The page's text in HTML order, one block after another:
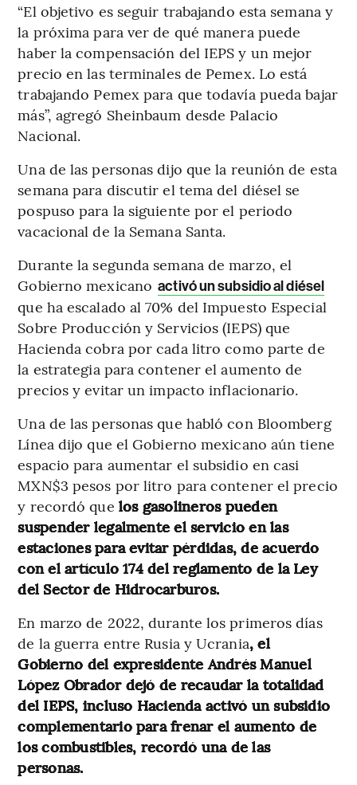
“El objetivo es seguir trabajando esta semana y
la próxima para ver de qué manera puede
haber la compensación del IEPS y un mejor
precio en las terminales de Pemex. Lo está
trabajando Pemex para que todavía pueda bajar
más”, agregó Sheinbaum desde Palacio
Nacional.
Una de las personas dijo que la reunión de esta
semana para discutir el tema del diésel se
pospuso para la siguiente por el periodo
vacacional de la Semana Santa.
Durante la segunda semana de marzo, el
Gobierno mexicano activó un subsidio al diésel
que ha escalado al 70% del Impuesto Especial
Sobre Producción y Servicios (IEPS) que
Hacienda cobra por cada litro como parte de
la estrategia para contener el aumento de
precios y evitar un impacto inflacionario.
Una de las personas que habló con Bloomberg
Línea dijo que el Gobierno mexicano aún tiene
espacio para aumentar el subsidio en casi
MXN$3 pesos por litro para contener el precio
y recordó que los gasolineros pueden
suspender legalmente el servicio en las
estaciones para evitar pérdidas, de acuerdo
con el artículo 174 del reglamento de la Ley
del Sector de Hidrocarburos.
En marzo de 2022, durante los primeros días
de la guerra entre Rusia y Ucrania, el
Gobierno del expresidente Andrés Manuel
López Obrador dejó de recaudar la totalidad
del IEPS, incluso Hacienda activó un subsidio
complementario para frenar el aumento de
los combustibles, recordó una de las
personas.